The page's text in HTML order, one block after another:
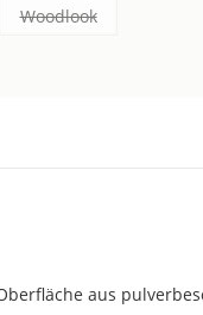
Woodlook
aus